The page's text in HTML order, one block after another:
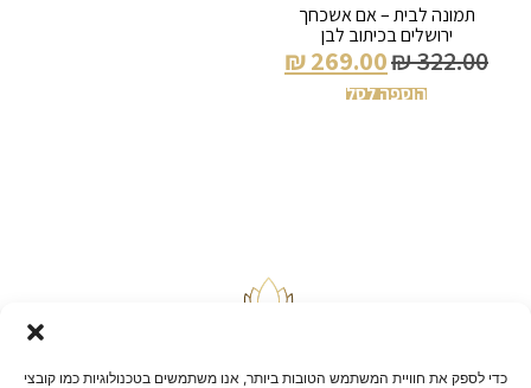
כדי לספק את חוויית המשתמש הטובות ביותר, אנו משתמשים בטכנולוגיות כמו קובצי
תמונה לבית – אם אשכחך
ירושלים בכיתוב לבן
₪322.00
₪269.00
הוספה לסל